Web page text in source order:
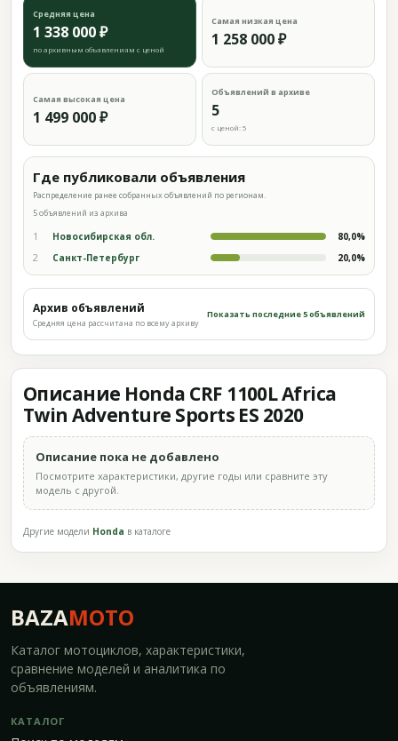
Средняя цена
1 338 000 ₽
по архивным объявлениям с ценой
Самая низкая цена
1 258 000 ₽
Самая высокая цена
1 499 000 ₽
Объявлений в архиве
5
с ценой: 5
Где публиковали объявления
Распределение ранее собранных объявлений по регионам.
5 объявлений из архива
1 Новосибирская обл. 80,0%
2 Санкт-Петербург 20,0%
Архив объявлений
Средняя цена рассчитана по всему архиву
Показать последние 5 объявлений
Описание Honda CRF 1100L Africa
Twin Adventure Sports ES 2020
Описание пока не добавлено
Посмотрите характеристики, другие годы или сравните эту
модель с другой.
Другие модели Honda в каталоге
BAZAMOTO
Каталог мотоциклов, характеристики,
сравнение моделей и аналитика по
объявлениям.
КАТАЛОГ